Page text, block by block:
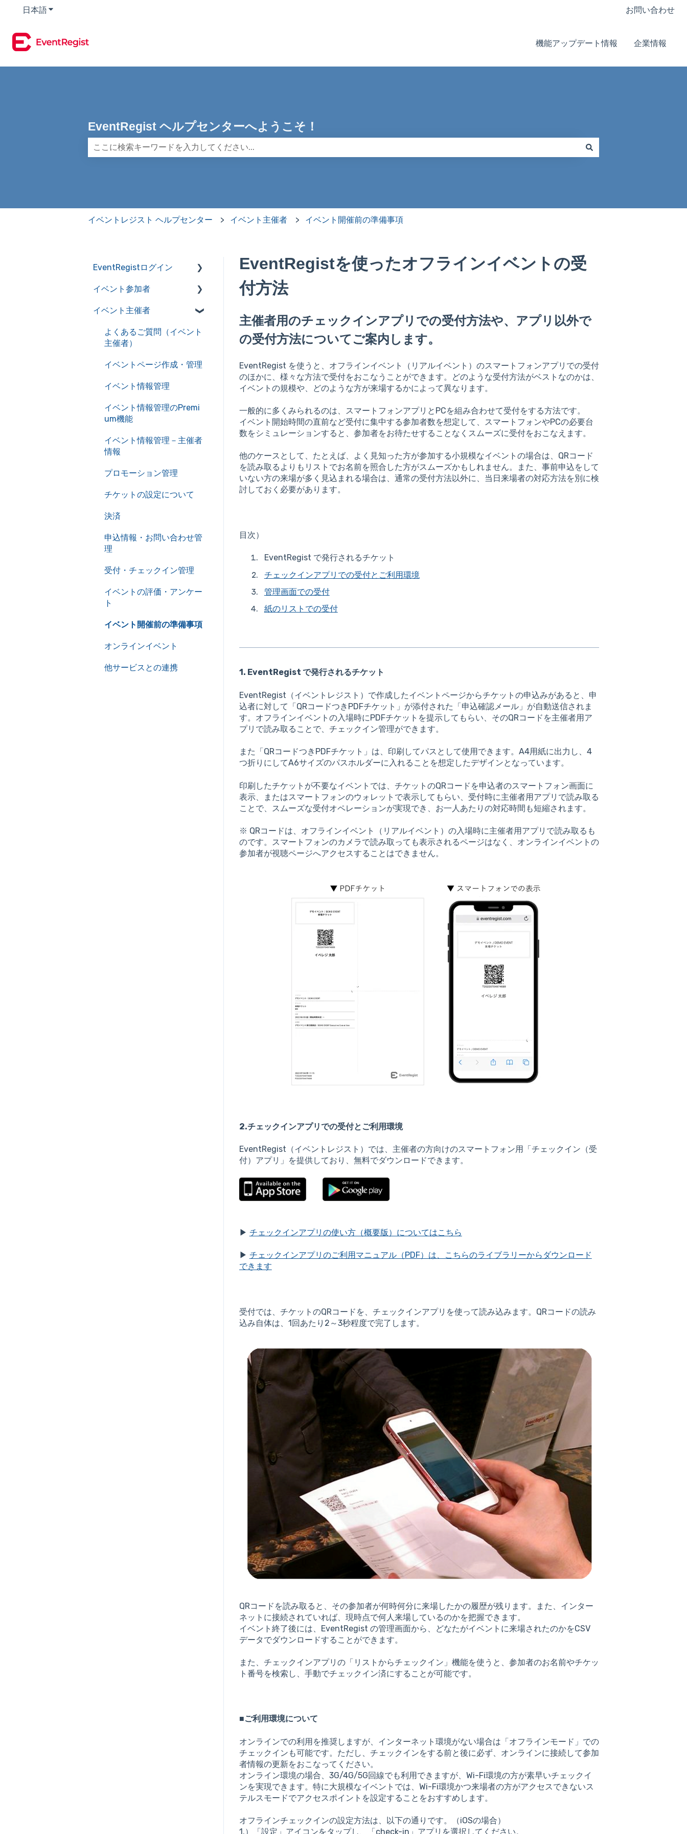
日本語翻訳のサブメニューを表示 お問い合わせ
機能アップデート情報 企業情報
EventRegist ヘルプセンターへようこそ！
イベントレジスト ヘルプセンター イベント主催者 イベント開催前の準備事項
EventRegistを使ったオフラインイベントの受
付方法
主催者用のチェックインアプリでの受付方法や、アプリ以外で
の受付方法についてご案内します。
EventRegist を使うと、オフラインイベント（リアルイベント）のスマートフォンアプリでの受付
のほかに、様々な方法で受付をおこなうことができます。どのような受付方法がベストなのかは、
イベントの規模や、どのような方が来場するかによって異なります。
一般的に多くみられるのは、スマートフォンアプリとPCを組み合わせて受付をする方法です。
イベント開始時間の直前など受付に集中する参加者数を想定して、スマートフォンやPCの必要台
数をシミュレーションすると、参加者をお待たせすることなくスムーズに受付をおこなえます。
他のケースとして、たとえば、よく見知った方が参加する小規模なイベントの場合は、QRコード
を読み取るよりもリストでお名前を照合した方がスムーズかもしれません。また、事前申込をして
いない方の来場が多く見込まれる場合は、通常の受付方法以外に、当日来場者の対応方法を別に検
討しておく必要があります。
目次）
EventRegist で発行されるチケット
チェックインアプリでの受付とご利用環境
管理画面での受付
紙のリストでの受付
1. EventRegist で発行されるチケット
EventRegist（イベントレジスト）で作成したイベントページからチケットの申込みがあると、申
込者に対して「QRコードつきPDFチケット」が添付された「申込確認メール」が自動送信されま
す。オフラインイベントの入場時にPDFチケットを提示してもらい、そのQRコードを主催者用ア
プリで読み取ることで、チェックイン管理ができます。
また「QRコードつきPDFチケット」は、印刷してパスとして使用できます。A4用紙に出力し、4
つ折りにしてA6サイズのパスホルダーに入れることを想定したデザインとなっています。
印刷したチケットが不要なイベントでは、チケットのQRコードを申込者のスマートフォン画面に
表示、またはスマートフォンのウォレットで表示してもらい、受付時に主催者用アプリで読み取る
ことで、スムーズな受付オペレーションが実現でき、お一人あたりの対応時間も短縮されます。
※ QRコードは、オフラインイベント（リアルイベント）の入場時に主催者用アプリで読み取るも
のです。スマートフォンのカメラで読み取っても表示されるページはなく、オンラインイベントの
参加者が視聴ページへアクセスすることはできません。
2.チェックインアプリでの受付とご利用環境
EventRegist（イベントレジスト）では、主催者の方向けのスマートフォン用「チェックイン（受
付）アプリ」を提供しており、無料でダウンロードできます。
▶ チェックインアプリの使い方（概要版）についてはこちら
▶ チェックインアプリのご利用マニュアル（PDF）は、こちらのライブラリーからダウンロード
できます
受付では、チケットのQRコードを、チェックインアプリを使って読み込みます。QRコードの読み
込み自体は、1回あたり2～3秒程度で完了します。
QRコードを読み取ると、その参加者が何時何分に来場したかの履歴が残ります。また、インター
ネットに接続されていれば、現時点で何人来場しているのかを把握できます。
イベント終了後には、EventRegist の管理画面から、どなたがイベントに来場されたのかをCSV
データでダウンロードすることができます。
また、チェックインアプリの「リストからチェックイン」機能を使うと、参加者のお名前やチケッ
ト番号を検索し、手動でチェックイン済にすることが可能です。
■ご利用環境について
オンラインでの利用を推奨しますが、インターネット環境がない場合は「オフラインモード」での
チェックインも可能です。ただし、チェックインをする前と後に必ず、オンラインに接続して参加
者情報の更新をおこなってください。
オンライン環境の場合、3G/4G/5G回線でも利用できますが、Wi-Fi環境の方が素早いチェックイ
ンを実現できます。特に大規模なイベントでは、Wi-Fi環境かつ来場者の方がアクセスできないス
テルスモードでアクセスポイントを設定することをおすすめします。
オフラインチェックインの設定方法は、以下の通りです。（iOSの場合）
1.）「設定」アイコンをタップし、「check-in」アプリを選択してください。
EventRegistログイン
アカウントの作成・管理
アカウント情報を管理
サービス利用における推奨
環境
自動送信メール一覧
イベント参加者
よくあるご質問（イベント
イベント申込み
チケット確認
イベントキャンセル
主催者とのやり取り
イベント主催者
よくあるご質問（イベント
主催者）
イベントページ作成・管理
イベント情報管理
イベント情報管理のPremi
um機能
イベント情報管理－主催者
情報
プロモーション管理
チケットの設定について
決済
申込情報・お問い合わせ管
理
受付・チェックイン管理
イベントの評価・アンケー
ト
イベント開催前の準備事項
オンラインイベント
他サービスとの連携